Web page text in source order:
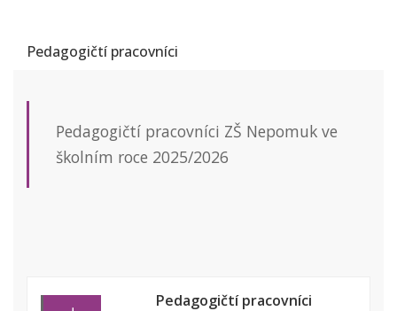
Pedagogičtí pracovníci
Pedagogičtí pracovníci ZŠ Nepomuk ve
školním roce 2025/2026
Pedagogičtí pracovníci